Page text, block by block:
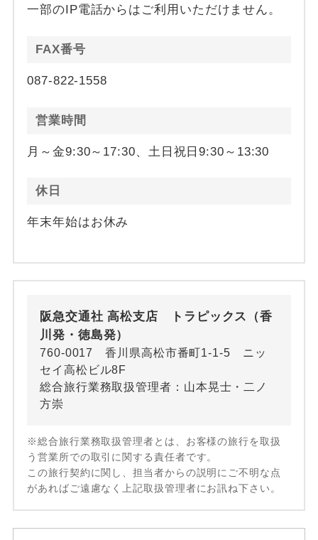
一部のIP電話からはご利用いただけません。
FAX番号
087-822-1558
営業時間
月～金9:30～17:30、土日祝日9:30～13:30
休日
年末年始はお休み
阪急交通社 高松支店 トラピックス（香
川発・徳島発）
760-0017 香川県高松市番町1-1-5 ニッ
セイ高松ビル8F
総合旅行業務取扱管理者：山本晃士・二ノ
方崇
※総合旅行業務取扱管理者とは、お客様の旅行を取扱
う営業所での取引に関する責任者です。
この旅行契約に関し、担当者からの説明にご不明な点
があればご遠慮なく上記取扱管理者にお訊ね下さい。